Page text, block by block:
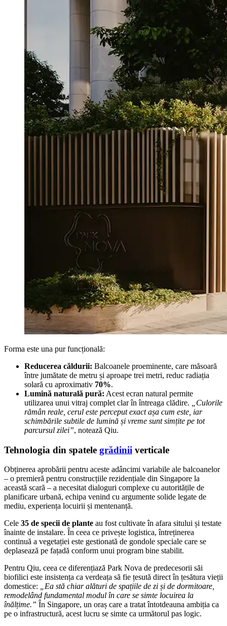
Forma este una pur funcțională:
Reducerea căldurii: Balcoanele proeminente, care măsoară
între jumătate de metru și aproape trei metri, reduc radiația
solară cu aproximativ 70%.
Lumină naturală pură: Acest ecran natural permite
utilizarea unui vitraj complet clar în întreaga clădire.
„Culorile
rămân reale, cerul este perceput exact așa cum este, iar
schimbările subtile de lumină și vreme sunt simțite pe tot
parcursul zilei”, notează Qiu.
Tehnologia din spatele grădinii verticale
Obținerea aprobării pentru aceste adâncimi variabile ale balcoanelor
– o premieră pentru construcțiile rezidențiale din Singapore la
această scară – a necesitat dialoguri complexe cu autoritățile de
planificare urbană, echipa venind cu argumente solide legate de
mediu, experiența locuirii și mentenanță.
Cele 35 de specii de plante au fost cultivate în afara sitului și testate
înainte de instalare. În ceea ce privește logistica, întreținerea
continuă a vegetației este gestionată de gondole speciale care se
deplasează pe fațadă conform unui program bine stabilit.
Pentru Qiu, ceea ce diferențiază Park Nova de predecesorii săi
biofilici este insistența ca verdeața să fie țesută direct în țesătura vieții
domestice:
„Ea stă chiar alături de spațiile de zi și de dormitoare,
remodelând fundamental modul în care se simte locuirea la
înălțime.” În Singapore, un oraș care a tratat întotdeauna ambiția ca
pe o infrastructură, acest lucru se simte ca următorul pas logic.